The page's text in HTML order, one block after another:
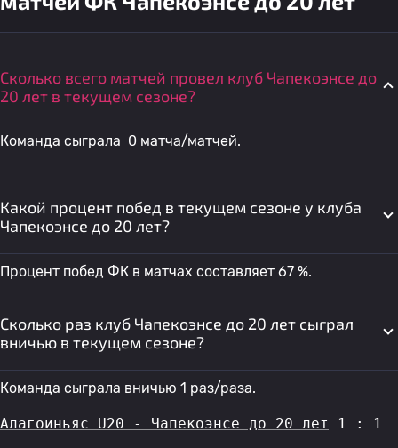
Сколько всего матчей провел клуб Чапекоэнсе до
20 лет в текущем сезоне?
Команда сыграла 0 матча/матчей.
Какой процент побед в текущем сезоне у клуба
Чапекоэнсе до 20 лет?
Процент побед ФК в матчах составляет 67 %.
Сколько раз клуб Чапекоэнсе до 20 лет сыграл
вничью в текущем сезоне?
Команда сыграла вничью 1 раз/раза.
Алагоиньяс U20 - Чапекоэнсе до 20 лет 1 : 1